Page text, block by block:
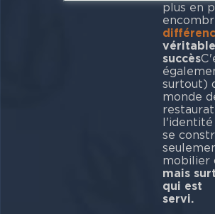
plus en
succès
surtout)
monde
l'identité
se
mobilier
mais
qui est